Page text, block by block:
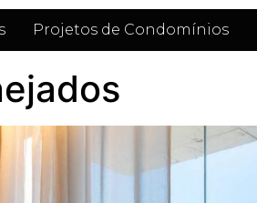
Projetos de Condomínios